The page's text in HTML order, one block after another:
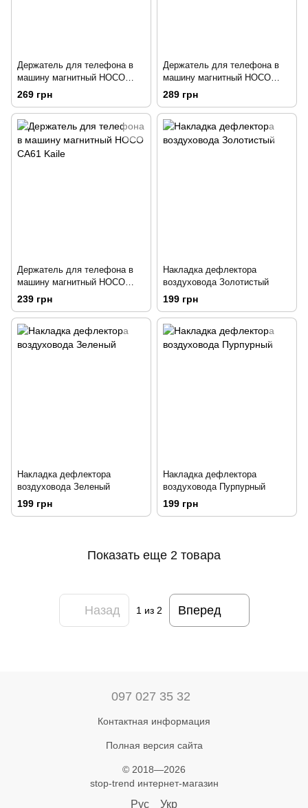
Держатель для телефона в
машину магнитный HOCO
CA65
269 грн
Держатель для телефона в
машину магнитный HOCO
CA66
289 грн
Держатель для телефона в
машину магнитный HOCO
CA61 Kaile
239 грн
Накладка дефлектора
воздуховода Золотистый
199 грн
Накладка дефлектора
воздуховода Зеленый
199 грн
Накладка дефлектора
воздуховода Пурпурный
199 грн
Показать еще 2 товара
Назад 1из 2 Вперед
097 027 35 32
Контактная информация
Полная версия сайта
© 2018—2026
stop-trend интернет-магазин
Рус Укр